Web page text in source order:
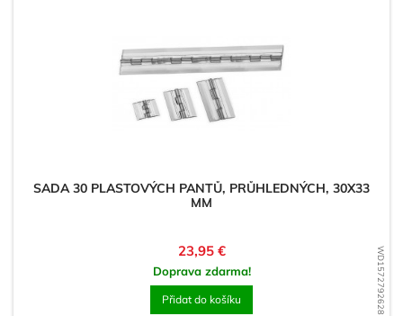
WD1572792628
SADA 30 PLASTOVÝCH PANTŮ, PRŮHLEDNÝCH, 30X33
MM
Cena
23,95 €
Doprava zdarma!
Přidat do košíku